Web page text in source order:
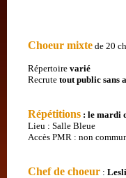
Choeur mixte de 20
Répertoire varié
Recrute tout public sans
Répétitions : le mardi
Lieu : Salle Bleue
Accès PMR : non
Chef de choeur :